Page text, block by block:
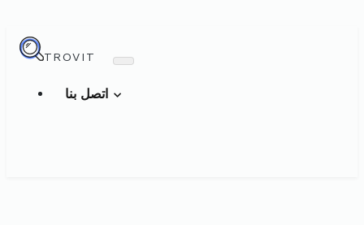
TROVIT